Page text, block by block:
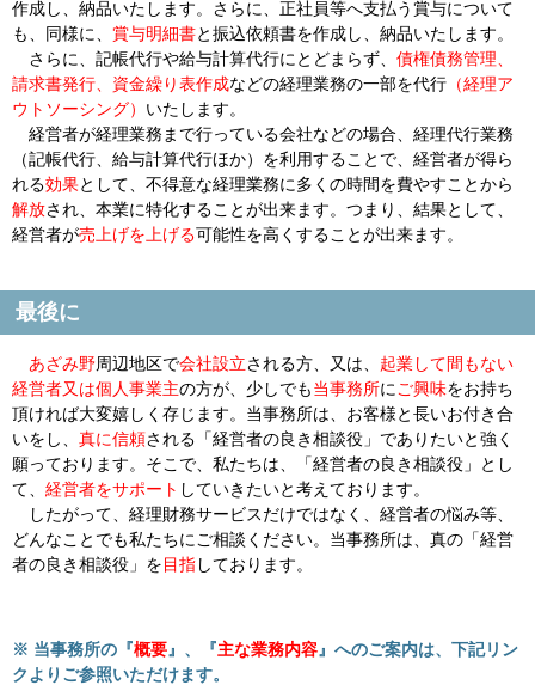
作成し、納品いたします。さらに、正社員等へ支払う賞与について
も、同様に、 賞与明細書と振込依頼書を作成し、納品いたします。
さらに、記帳代行や給与計算代行にとどまらず、 債権債務管理、
請求書発行、資金繰り表作成などの経理業務の一部を代行 （経理ア
ウトソーシング） いたします。
経営者が経理業務まで行っている会社などの場合、経理代行業務
（記帳代行、給与計算代行ほか）を利用することで、経営者が得ら
れる効果として、 不得意な経理業務に多くの時間を費やすことから
解放され、本業に特化することが出来ます。つまり、結果として、
経営者が売上げを上げる可能性を高くすることが出来ます。
最後に
あざみ野周辺地区で会社設立される方、又は、 起業して間もない
経営者又は個人事業主の方が、少しでも当事務所にご興味をお持ち
頂ければ大変嬉しく存じます。当事務所は、お客様と長いお付き合
いをし、 真に信頼される「経営者の良き相談役」でありたいと強く
願っております。そこで、私たちは、「経営者の良き相談役」とし
て、 経営者をサポート していきたいと考えております。
したがって、経理財務サービスだけではなく、経営者の悩み等、
どんなことでも私たちにご相談ください。当事務所は、真の「経営
者の良き相談役」を目指しております。
※ 当事務所の『概要』、『主な業務内容』へのご案内は、下記リン
クよりご参照いただけます。